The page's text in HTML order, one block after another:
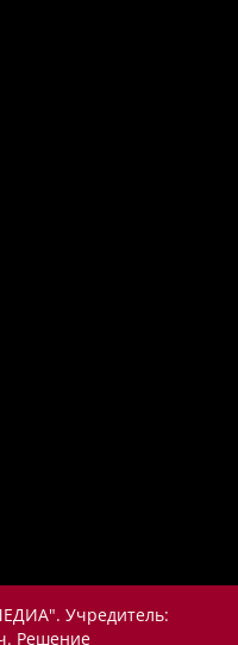
Учредитель:
Решение